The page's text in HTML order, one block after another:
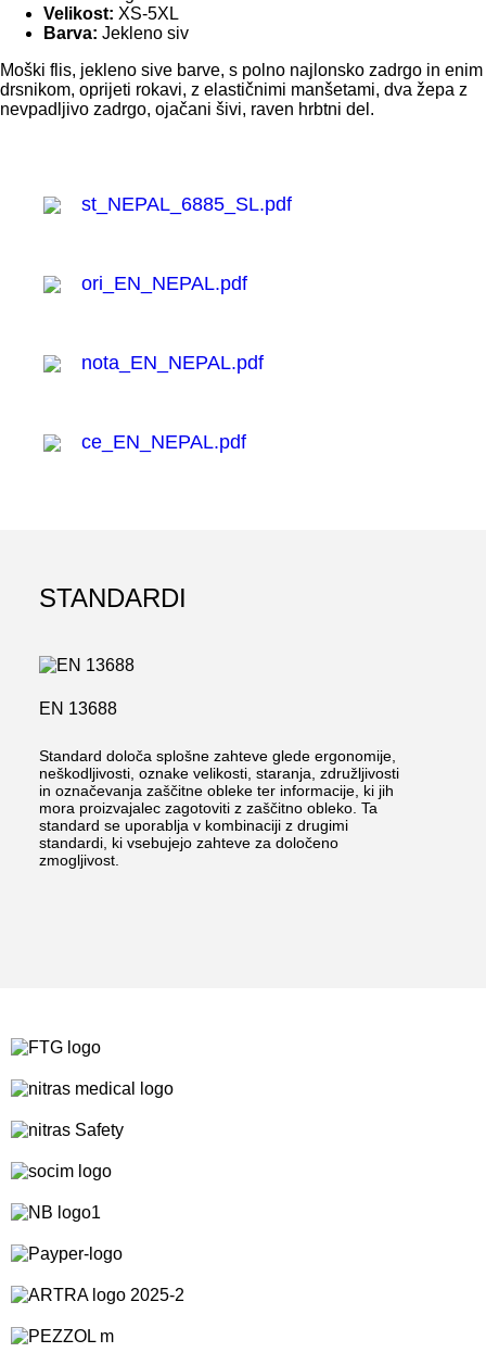
Velikost: XS-5XL
Barva: Jekleno siv
Moški flis, jekleno sive barve, s polno najlonsko zadrgo in enim
drsnikom, oprijeti rokavi, z elastičnimi manšetami, dva žepa z
nevpadljivo zadrgo, ojačani šivi, raven hrbtni del.
st_NEPAL_6885_SL.pdf
ori_EN_NEPAL.pdf
nota_EN_NEPAL.pdf
ce_EN_NEPAL.pdf
STANDARDI
EN 13688
Standard določa splošne zahteve glede ergonomije,
neškodljivosti, oznake velikosti, staranja, združljivosti
in označevanja zaščitne obleke ter informacije, ki jih
mora proizvajalec zagotoviti z zaščitno obleko. Ta
standard se uporablja v kombinaciji z drugimi
standardi, ki vsebujejo zahteve za določeno
zmogljivost.